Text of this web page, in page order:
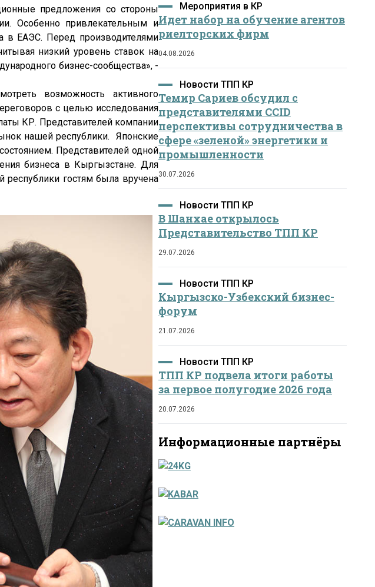
предложения со стороны
Особенно привлекательным и
в ЕАЭС. Перед производителями
низкий уровень ставок на
бизнес-сообщества», -
возможность активного
с целью исследования
КР. Представителей компании
нашей республики. Японские
Представителей одной
бизнеса в Кыргызстане. Для
гостям была вручена
Мероприятия в КР
Идет набор на обучение агентов
риелторских фирм
04.08.2026
Новости ТПП КР
Темир Сариев обсудил с
представителями CCID
перспективы сотрудничества в
сфере «зеленой» энергетики и
промышленности
30.07.2026
Новости ТПП КР
В Шанхае открылось
Представительство ТПП КР
29.07.2026
Новости ТПП КР
Кыргызско-Узбекский бизнес-
форум
21.07.2026
Новости ТПП КР
ТПП КР подвела итоги работы
за первое полугодие 2026 года
20.07.2026
Информационные партнёры